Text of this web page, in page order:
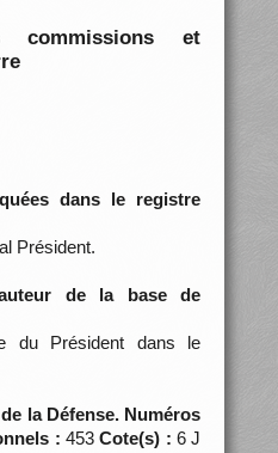
commissions et
dans le registre
Président.
de la base de
du Président dans le
la Défense. Numéros
: 453Cote(s) : 6 J